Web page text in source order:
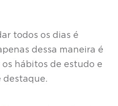
todos os dias é
dessa maneira é
hábitos de estudo e
destaque.